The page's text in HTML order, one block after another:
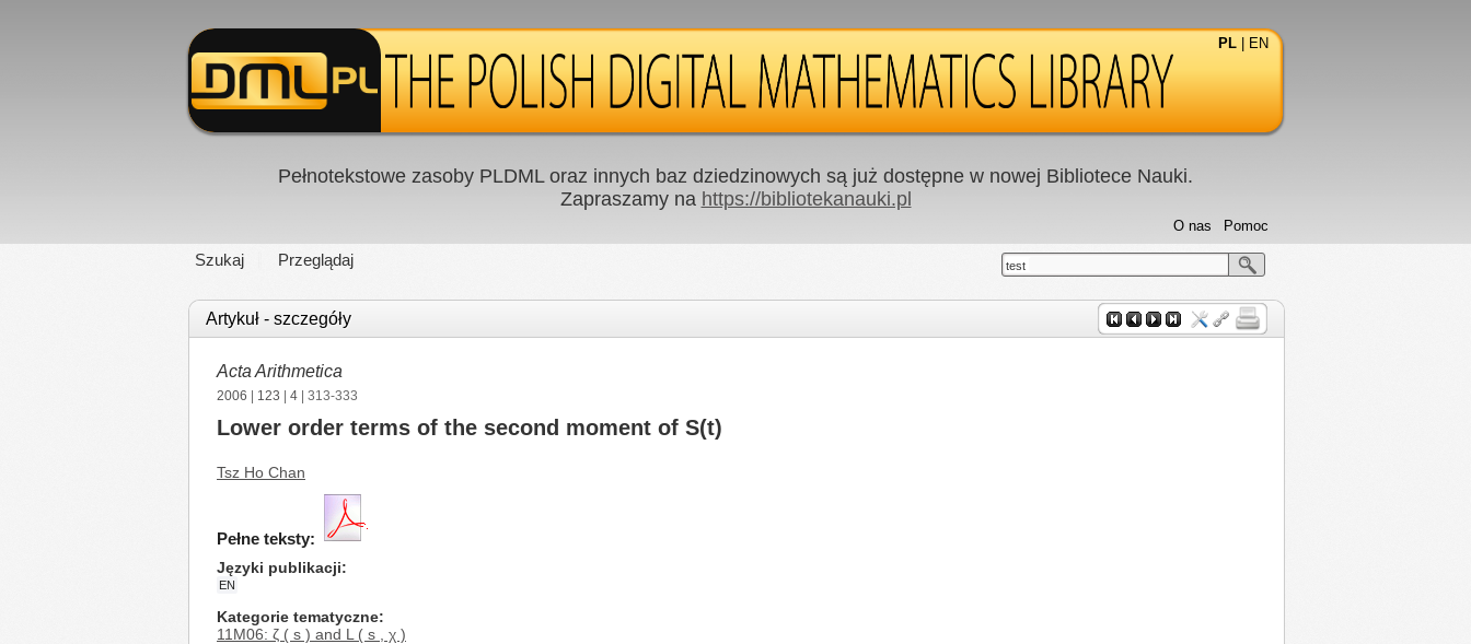
PL EN
Pełnotekstowe zasoby PLDML oraz innych baz dziedzinowych są już dostępne w nowej Bibliotece Nauki.
Zapraszamy na https://bibliotekanauki.pl
Szukaj Przeglądaj
Pomoc
O nas
test
Artykuł - szczegóły
Acta Arithmetica
2006 123 4 | 313-333
Lower order terms of the second moment of S(t)
Tsz Ho Chan
Pełne teksty:
Języki publikacji
EN
Kategorie tematyczne
11M06: ζ ( s ) and L ( s , χ )